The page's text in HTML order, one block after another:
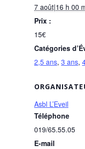
7 août|16 h 00
Prix :
15€
Catégories
2,5 ans, 3 ans,
Asbl L’Eveil
Téléphone
019/65.55.05
E-mail